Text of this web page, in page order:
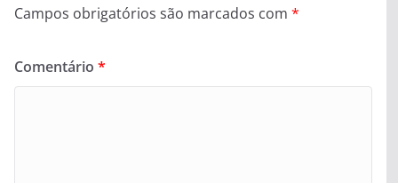
Campos obrigatórios são marcados com *
Comentário *